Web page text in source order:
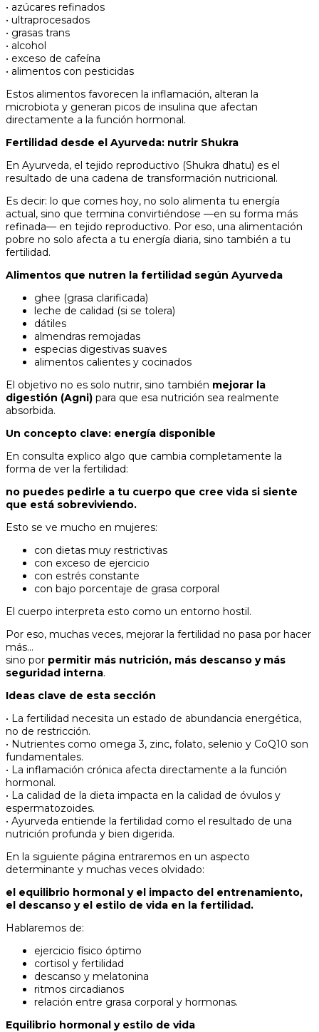
• azúcares refinados
• ultraprocesados
• grasas trans
• alcohol
• exceso de cafeína
• alimentos con pesticidas
Estos alimentos favorecen la inflamación, alteran la
microbiota y generan picos de insulina que afectan
directamente a la función hormonal.
Fertilidad desde el Ayurveda: nutrir Shukra
En Ayurveda, el tejido reproductivo (Shukra dhatu) es el
resultado de una cadena de transformación nutricional.
Es decir: lo que comes hoy, no solo alimenta tu energía
actual, sino que termina convirtiéndose —en su forma más
refinada— en tejido reproductivo. Por eso, una alimentación
pobre no solo afecta a tu energía diaria, sino también a tu
fertilidad.
Alimentos que nutren la fertilidad según Ayurveda
ghee (grasa clarificada)
leche de calidad (si se tolera)
dátiles
almendras remojadas
especias digestivas suaves
alimentos calientes y cocinados
El objetivo no es solo nutrir, sino también mejorar la
digestión (Agni) para que esa nutrición sea realmente
absorbida.
Un concepto clave: energía disponible
En consulta explico algo que cambia completamente la
forma de ver la fertilidad:
no puedes pedirle a tu cuerpo que cree vida si siente
que está sobreviviendo.
Esto se ve mucho en mujeres:
con dietas muy restrictivas
con exceso de ejercicio
con estrés constante
con bajo porcentaje de grasa corporal
El cuerpo interpreta esto como un entorno hostil.
Por eso, muchas veces, mejorar la fertilidad no pasa por hacer
más…
sino por permitir más nutrición, más descanso y más
seguridad interna.
Ideas clave de esta sección
• La fertilidad necesita un estado de abundancia energética,
no de restricción.
• Nutrientes como omega 3, zinc, folato, selenio y CoQ10 son
fundamentales.
• La inflamación crónica afecta directamente a la función
hormonal.
• La calidad de la dieta impacta en la calidad de óvulos y
espermatozoides.
• Ayurveda entiende la fertilidad como el resultado de una
nutrición profunda y bien digerida.
En la siguiente página entraremos en un aspecto
determinante y muchas veces olvidado:
el equilibrio hormonal y el impacto del entrenamiento,
el descanso y el estilo de vida en la fertilidad.
Hablaremos de:
ejercicio físico óptimo
cortisol y fertilidad
descanso y melatonina
ritmos circadianos
relación entre grasa corporal y hormonas.
Equilibrio hormonal y estilo de vida